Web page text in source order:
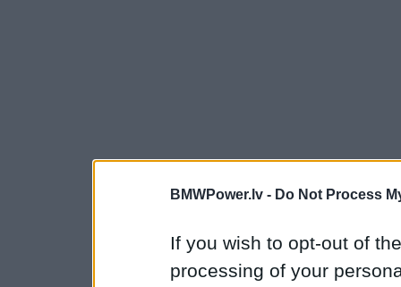
BMWPower.lv - Do Not Process
If you wish to opt-out of
processing of your